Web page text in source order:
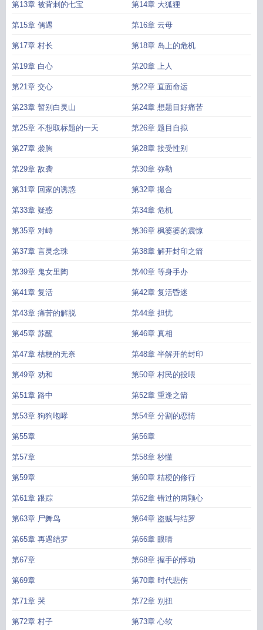
第13章 被背刺的七宝 第14章 大狐狸
第15章 偶遇 第16章 云母
第17章 村长 第18章 岛上的危机
第19章 白心 第20章 上人
第21章 交心 第22章 直面命运
第23章 暂别白灵山 第24章 想题目好痛苦
第25章 不想取标题的一天 第26章 题目自拟
第27章 袭胸 第28章 接受性别
第29章 敌袭 第30章 弥勒
第31章 回家的诱惑 第32章 撮合
第33章 疑惑 第34章 危机
第35章 对峙 第36章 枫婆婆的震惊
第37章 言灵念珠 第38章 解开封印之箭
第39章 鬼女里陶 第40章 等身手办
第41章 复活 第42章 复活昏迷
第43章 痛苦的解脱 第44章 担忧
第45章 苏醒 第46章 真相
第47章 桔梗的无奈 第48章 半解开的封印
第49章 劝和 第50章 村民的投喂
第51章 路中 第52章 重逢之箭
第53章 狗狗咆哮 第54章 分割的恋情
第55章 第56章
第57章 第58章 秒懂
第59章 第60章 桔梗的修行
第61章 跟踪 第62章 错过的两颗心
第63章 尸舞鸟 第64章 盗贼与结罗
第65章 再遇结罗 第66章 眼睛
第67章 第68章 握手的悸动
第69章 第70章 时代悲伤
第71章 哭 第72章 别扭
第72章 村子 第73章 心软